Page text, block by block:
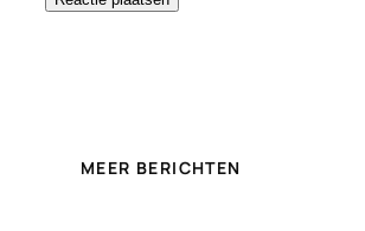
MEER BERICHTEN